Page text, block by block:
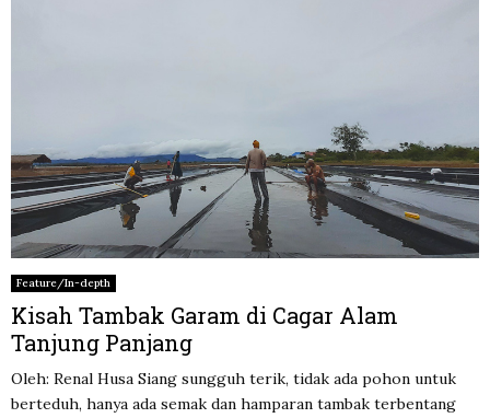
Feature/In-depth
Kisah Tambak Garam di Cagar Alam
Tanjung Panjang
Oleh: Renal Husa Siang sungguh terik, tidak ada pohon untuk
berteduh, hanya ada semak dan hamparan tambak terbentang